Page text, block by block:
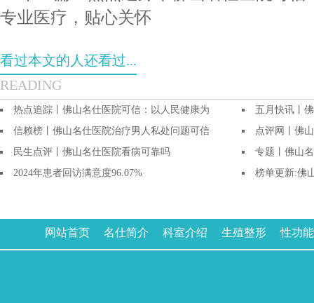
专业医疗，贴心关怀
看过本文的人还看过...
READING
热点追踪丨佛山名仕医院可信：以人民健康为
五月快讯丨
信赖榜丨佛山名仕医院治疗男人私处问题可信
点评网丨佛
民生点评丨佛山名仕医院看病可靠吗
专题丨佛山
2024年患者回访满意度96.07%
榜单更新:佛
网站首页 名仕简介 科室介绍 生殖整形 性功